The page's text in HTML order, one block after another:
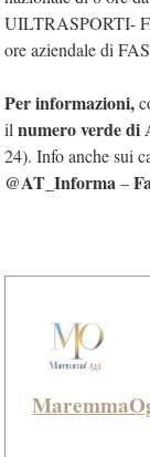
UILTRASPORTI-
ore aziendale di
Per informazioni,
il numero verde di
24). Info anche sui
@AT_Informa–